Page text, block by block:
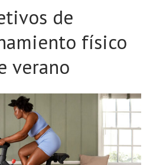
de
físico
verano